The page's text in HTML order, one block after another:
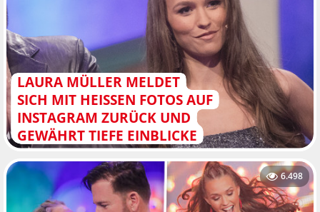
LAURA MÜLLER MELDET
SICH MIT HEISSEN FOTOS AUF I
NSTAGRAM ZURÜCK UND G
EWÄHRT TIEFE EINBLICKE
6.498